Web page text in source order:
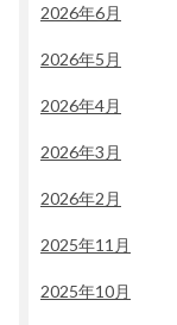
2026年6月
2026年5月
2026年4月
2026年3月
2026年2月
2025年11月
2025年10月